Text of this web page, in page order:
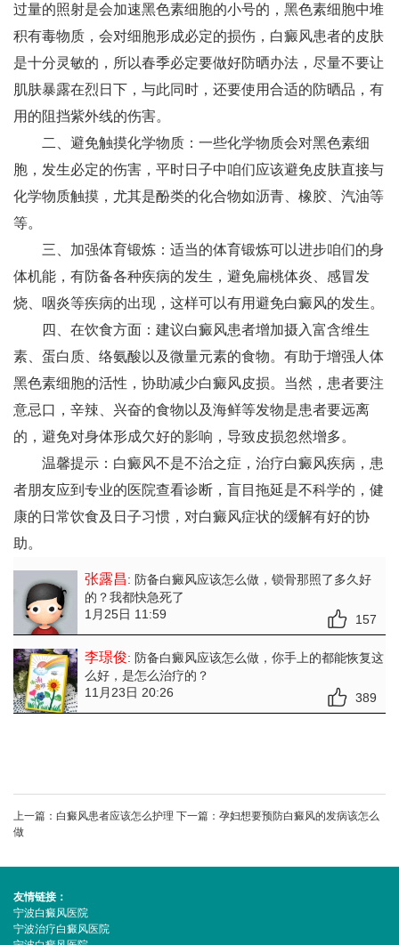
过量的照射是会加速黑色素细胞的小号的，黑色素细胞中堆
积有毒物质，会对细胞形成必定的损伤，白癜风患者的皮肤
是十分灵敏的，所以春季必定要做好防晒办法，尽量不要让
肌肤暴露在烈日下，与此同时，还要使用合适的防晒品，有
用的阻挡紫外线的伤害。
二、避免触摸化学物质：一些化学物质会对黑色素细
胞，发生必定的伤害，平时日子中咱们应该避免皮肤直接与
化学物质触摸，尤其是酚类的化合物如沥青、橡胶、汽油等
等。
三、加强体育锻炼：适当的体育锻炼可以进步咱们的身
体机能，有防备各种疾病的发生，避免扁桃体炎、感冒发
烧、咽炎等疾病的出现，这样可以有用避免白癜风的发生。
四、在饮食方面：建议白癜风患者增加摄入富含维生
素、蛋白质、络氨酸以及微量元素的食物。有助于增强人体
黑色素细胞的活性，协助减少白癜风皮损。当然，患者要注
意忌口，辛辣、兴奋的食物以及海鲜等发物是患者要远离
的，避免对身体形成欠好的影响，导致皮损忽然增多。
温馨提示：白癜风不是不治之症，治疗白癜风疾病，患
者朋友应到专业的医院查看诊断，盲目拖延是不科学的，健
康的日常饮食及日子习惯，对白癜风症状的缓解有好的协
助。
张露昌: 防备白癜风应该怎么做，锁骨那照了多久好
的？我都快急死了
1月25日 11:59
157
李璟俊: 防备白癜风应该怎么做，你手上的都能恢复这
么好，是怎么治疗的？
11月23日 20:26
389
上一篇： 白癜风患者应该怎么护理 下一篇： 孕妇想要预防白癜风的发病该怎么
做
友情链接：
宁波白癜风医院
宁波治疗白癜风医院